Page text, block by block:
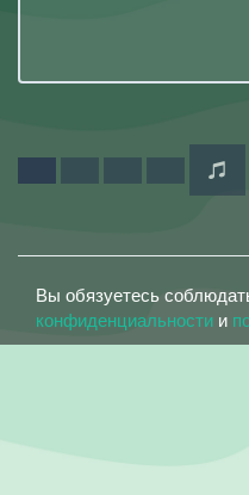
Вы обязуетесь
конфиденциальности и